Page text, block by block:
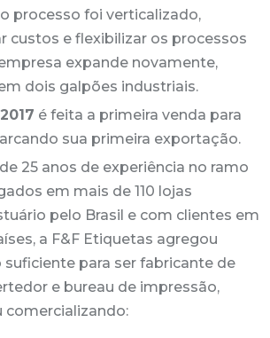
processo foi verticalizado,
custos e flexibilizar os processos
expande novamente,
dois galpões industriais.
é feita a primeira venda para
sua primeira exportação.
25 anos de experiência no ramo
em mais de 110 lojas
pelo Brasil e com clientes em
a F&F Etiquetas agregou
para ser fabricante de
e bureau de impressão,
comercializando: